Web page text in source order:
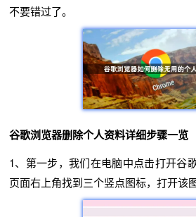
不要错过了。
谷歌浏览器删除个人资料详细步骤一览
1、第一步，我们在电脑中点击打开谷
页面右上角找到三个竖点图标，打开该